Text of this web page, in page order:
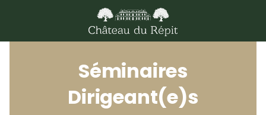
Séminaires
Dirigeant(e)s